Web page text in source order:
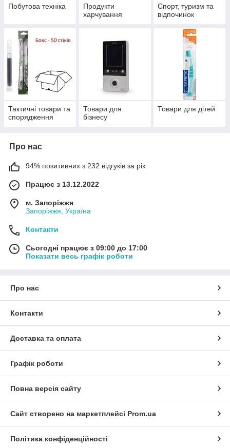
Побутова техніка
Продукти
харчування
Спорт, туризм та
відпочинок
Тактичні товари та
спорядження
Товари для
бізнесу
Товари для дітей
Про нас
94% позитивних з 232 відгуків за рік
Працює з 13.12.2022
м. Запоріжжя
Запоріжжя, Україна
Контакти
Сьогодні працює з 09:00 до 17:00
Показати весь графік роботи
Про нас
Контакти
Доставка та оплата
Графік роботи
Повна версія сайту
Сайт створено на маркетплейсі Prom.ua
Політика конфіденційності